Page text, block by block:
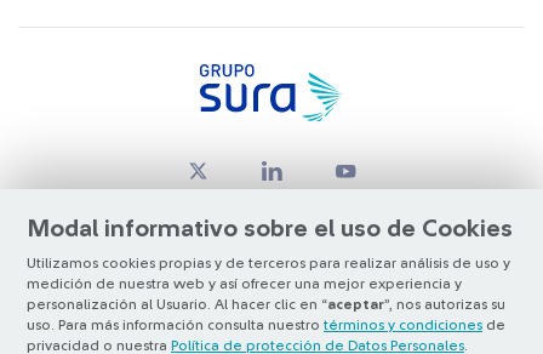
Modal informativo sobre el uso de Cookies
Utilizamos cookies propias y de terceros para realizar análisis de uso y
medición de nuestra web y así ofrecer una mejor experiencia y
personalización al Usuario. Al hacer clic en “aceptar”, nos autorizas su
uso. Para más información consulta nuestro términos y condiciones de
privacidad o nuestra Política de protección de Datos Personales
© Copyright Grupo SURA 2026